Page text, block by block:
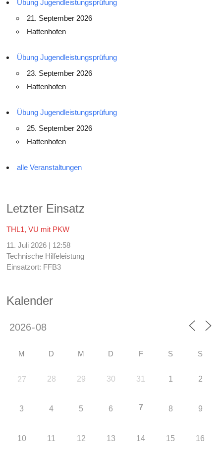
Übung Jugendleistungsprüfung
21. September 2026
Hattenhofen
Übung Jugendleistungsprüfung
23. September 2026
Hattenhofen
Übung Jugendleistungsprüfung
25. September 2026
Hattenhofen
alle Veranstaltungen
Letzter Einsatz
THL1, VU mit PKW
11. Juli 2026 | 12:58
Technische Hilfeleistung
Einsatzort: FFB3
Kalender
M D M D F S S
27 28 29 30 31 1 2
3 4 5 6 7 8 9
10 11 12 13 14 15 16